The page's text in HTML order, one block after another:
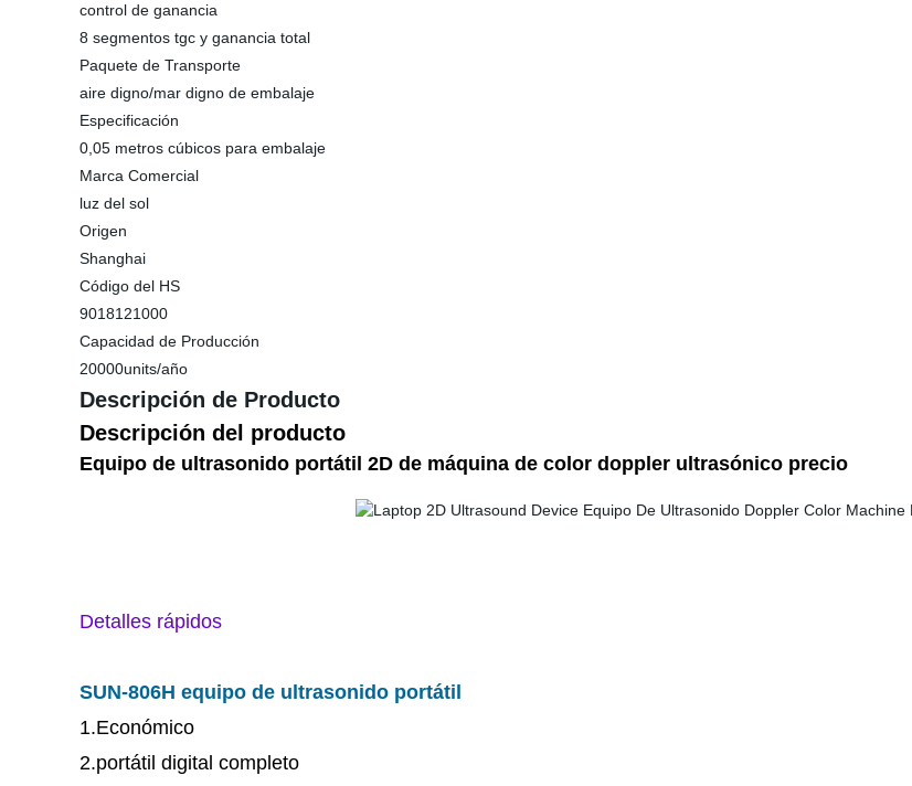
control de ganancia
8 segmentos tgc y ganancia total
Paquete de Transporte
aire digno/mar digno de embalaje
Especificación
0,05 metros cúbicos para embalaje
Marca Comercial
luz del sol
Origen
Shanghai
Código del HS
9018121000
Capacidad de Producción
20000units/año
Descripción de Producto
Descripción del producto
Equipo de ultrasonido portátil 2D de máquina de color doppler ultrasónico precio
Detalles rápidos
SUN-806H equipo de ultrasonido portátil
1.Económico
2.portátil digital completo